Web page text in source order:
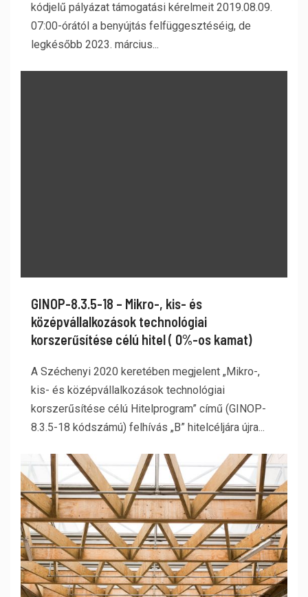
kódjelű pályázat támogatási kérelmeit 2019.08.09.
07:00-órától a benyújtás felfüggesztéséig, de
legkésőbb 2023. március...
GINOP-8.3.5-18 – Mikro-, kis- és
középvállalkozások technológiai
korszerűsítése célú hitel ( 0%-os kamat)
A Széchenyi 2020 keretében megjelent „Mikro-,
kis- és középvállalkozások technológiai
korszerűsítése célú Hitelprogram” című (GINOP-
8.3.5-18 kódszámú) felhívás „B” hitelcéljára újra...